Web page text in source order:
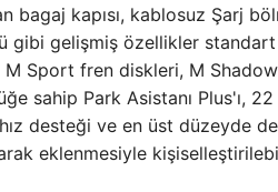
bagaj kapısı, kablosuz Şarj
gibi gelişmiş özellikler
M Sport fren diskleri, M
sahip Park Asistanı Plus'ı, 22
desteği ve en üst düzeyde
eklenmesiyle